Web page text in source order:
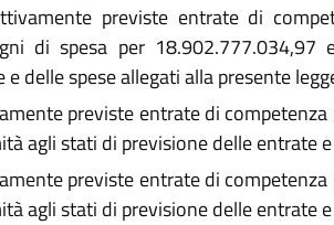
previste entrate di
di spesa per
delle spese allegati alla presente
previste entrate di
agli stati di previsione delle entrate
previste entrate di
agli stati di previsione delle entrate